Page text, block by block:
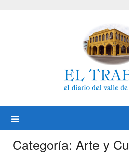
Categoría: Arte y